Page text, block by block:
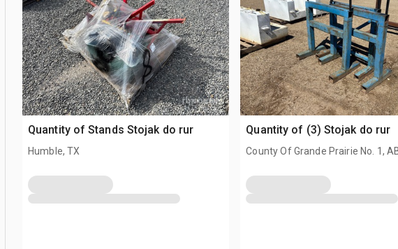
Quantity of Stands Stojak do rur
Humble, TX
Quantity of (3) Stojak do rur
County Of Grande Prairie No. 1,